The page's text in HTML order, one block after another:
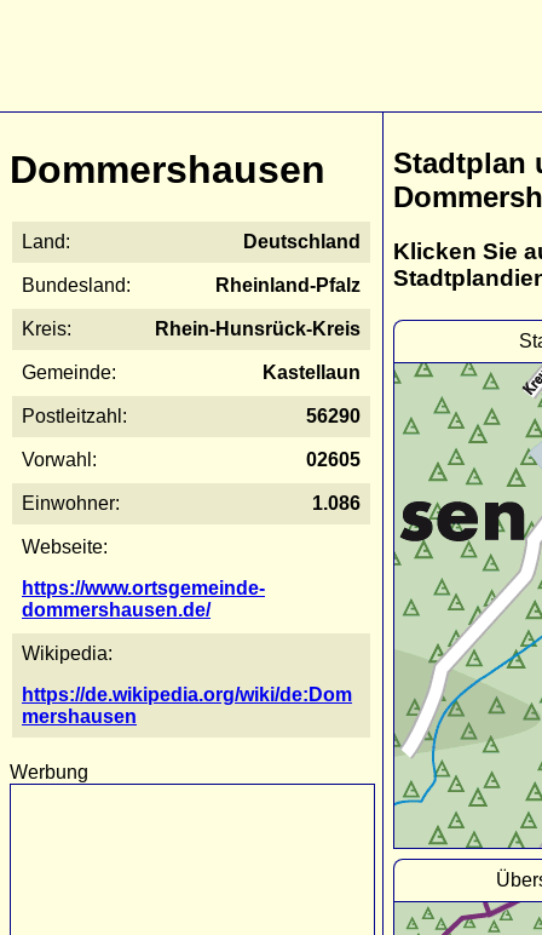
Dommershausen
Land: Deutschland
Bundesland: Rheinland-Pfalz
Kreis: Rhein-Hunsrück-Kreis
Gemeinde: Kastellaun
Postleitzahl: 56290
Vorwahl: 02605
Einwohner: 1.086
Webseite:
https://www.ortsgemeinde-
dommershausen.de/
Wikipedia:
https://de.wikipedia.org/wiki/de:Dom
mershausen
Werbung
Stadtplan
Klicken Sie